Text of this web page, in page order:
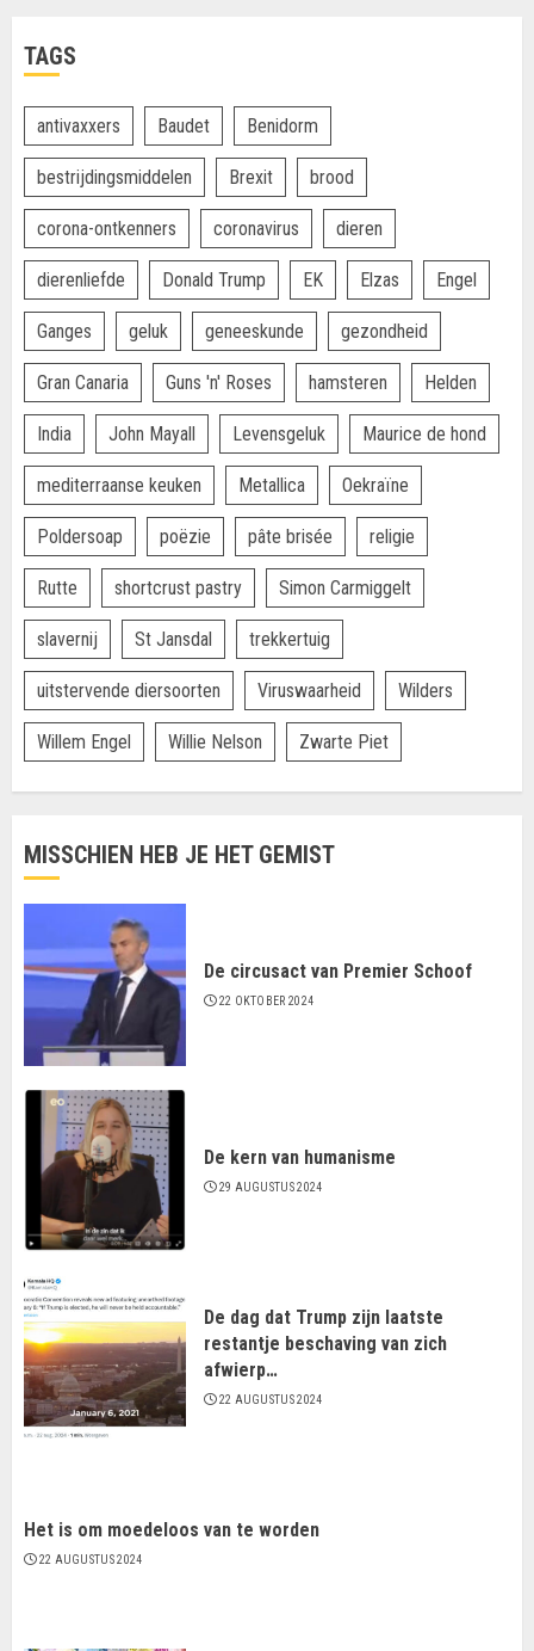
TAGS
antivaxxers Baudet Benidorm
bestrijdingsmiddelen Brexit brood
corona-ontkenners coronavirus dieren
dierenliefde Donald Trump EK Elzas Engel
Ganges geluk geneeskunde gezondheid
Gran Canaria Guns 'n' Roses hamsteren Helden
India John Mayall Levensgeluk Maurice de hond
mediterraanse keuken Metallica Oekraïne
Poldersoap poëzie pâte brisée religie
Rutte shortcrust pastry Simon Carmiggelt
slavernij St Jansdal trekkertuig
uitstervende diersoorten Viruswaarheid Wilders
Willem Engel Willie Nelson Zwarte Piet
MISSCHIEN HEB JE HET GEMIST
De circusact van Premier Schoof
22 OKTOBER 2024
De kern van humanisme
29 AUGUSTUS 2024
De dag dat Trump zijn laatste
restantje beschaving van zich
afwierp…
22 AUGUSTUS 2024
Het is om moedeloos van te worden
22 AUGUSTUS 2024